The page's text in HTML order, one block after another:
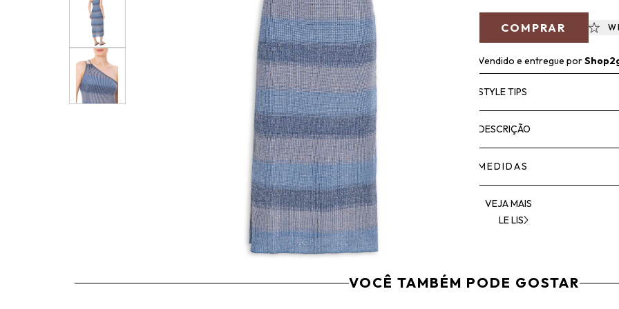
COMPRAR
Vendido e entregue por
STYLE TIPS
DESCRIÇÃO
MEDIDAS
VEJA MAIS
LE LIS
VOCÊ TAMBÉM PODE GOSTAR